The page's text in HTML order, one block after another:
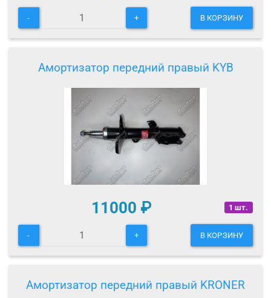
- + В КОРЗИНУ
Амортизатор передний правый KYB
1 шт.
11000 ₽
- + В КОРЗИНУ
Амортизатор передний правый KRONER